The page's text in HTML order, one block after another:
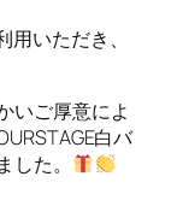
いただき、
いご厚意によ
白バ
た。